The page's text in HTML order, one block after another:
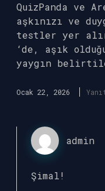
QuizPanda ve
aşkınızı ve
testler yer
‘de, aşık
yaygın
Ocak 22, 2026
admin
Şimal!